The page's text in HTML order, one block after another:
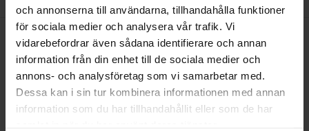
och annonserna till användarna, tillhandahålla funktioner
för sociala medier och analysera vår trafik. Vi
vidarebefordrar även sådana identifierare och annan
information från din enhet till de sociala medier och
annons- och analysföretag som vi samarbetar med.
Dessa kan i sin tur kombinera informationen med annan
information som du har tillhandahållit eller som de har
Snabba leveranser Återanvända emballage & kartonger